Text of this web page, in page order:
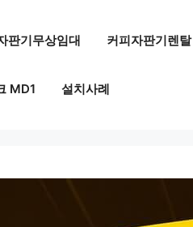
판기무상임대 커피자판기렌탈
MD1 설치사례